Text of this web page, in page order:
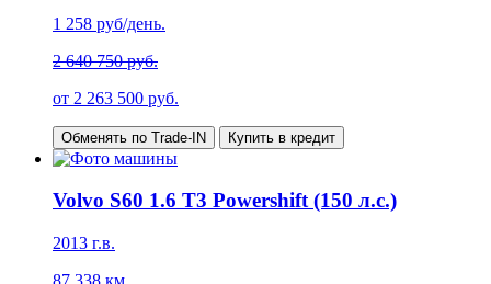
1 258 руб/день.
2 640 750 руб.
от 2 263 500 руб.
Обменять по Trade-IN Купить в кредит
Volvo S60 1.6 T3 Powershift (150 л.с.)
2013 г.в.
87 338 км.